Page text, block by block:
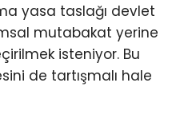
yasa taslağı devlet
mutabakat yerine
isteniyor. Bu
de tartışmalı hale